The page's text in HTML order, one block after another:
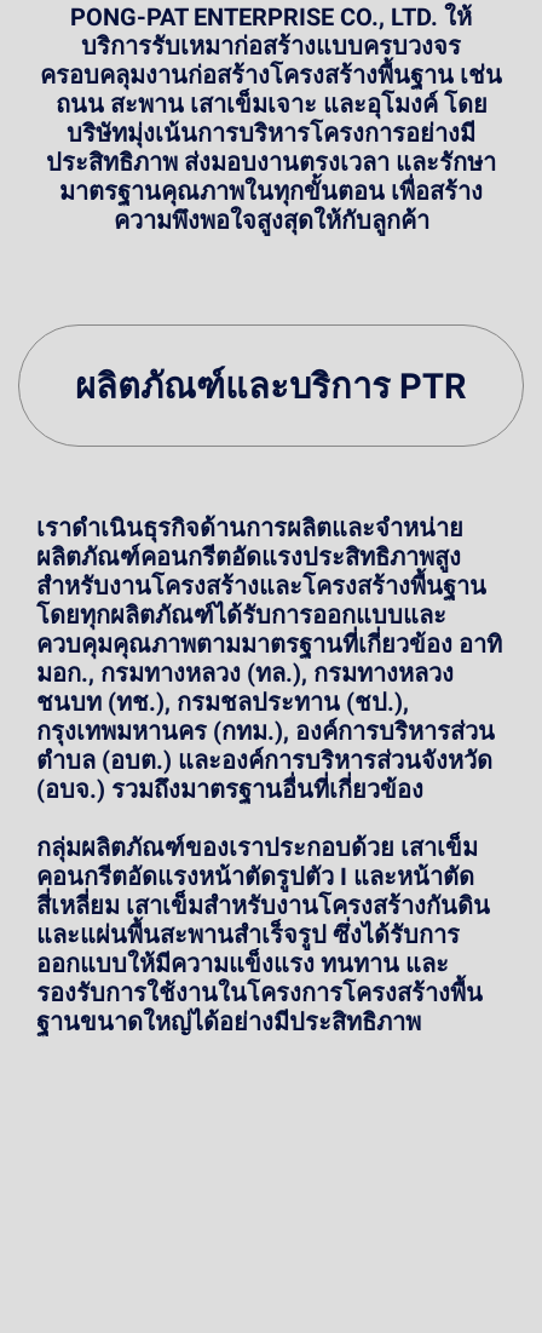
PONG-PAT ENTERPRISE CO., LTD. ให้
บริการรับเหมาก่อสร้างแบบครบวงจร
ครอบคลุมงานก่อสร้างโครงสร้างพื้นฐาน เช่น
ถนน สะพาน เสาเข็มเจาะ และอุโมงค์ โดย
บริษัทมุ่งเน้นการบริหารโครงการอย่างมี
ประสิทธิภาพ ส่งมอบงานตรงเวลา และรักษา
มาตรฐานคุณภาพในทุกขั้นตอน เพื่อสร้าง
ความพึงพอใจสูงสุดให้กับลูกค้า
ผลิตภัณฑ์และบริการ PTR
เราดำเนินธุรกิจด้านการผลิตและจำหน่าย
ผลิตภัณฑ์คอนกรีตอัดแรงประสิทธิภาพสูง
สำหรับงานโครงสร้างและโครงสร้างพื้นฐาน
โดยทุกผลิตภัณฑ์ได้รับการออกแบบและ
ควบคุมคุณภาพตามมาตรฐานที่เกี่ยวข้อง อาทิ
มอก., กรมทางหลวง (ทล.), กรมทางหลวง
ชนบท (ทช.), กรมชลประทาน (ชป.),
กรุงเทพมหานคร (กทม.), องค์การบริหารส่วน
ตำบล (อบต.) และองค์การบริหารส่วนจังหวัด
(อบจ.) รวมถึงมาตรฐานอื่นที่เกี่ยวข้อง
กลุ่มผลิตภัณฑ์ของเราประกอบด้วย เสาเข็ม
คอนกรีตอัดแรงหน้าตัดรูปตัว I และหน้าตัด
สี่เหลี่ยม เสาเข็มสำหรับงานโครงสร้างกันดิน
และแผ่นพื้นสะพานสำเร็จรูป ซึ่งได้รับการ
ออกแบบให้มีความแข็งแรง ทนทาน และ
รองรับการใช้งานในโครงการโครงสร้างพื้น
ฐานขนาดใหญ่ได้อย่างมีประสิทธิภาพ